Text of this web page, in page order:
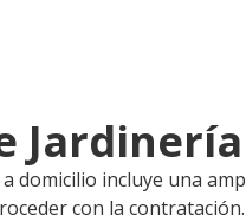
incluye una
con la